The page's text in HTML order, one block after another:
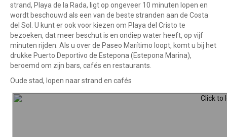
strand, Playa de la Rada, ligt op ongeveer 10 minuten lopen en
wordt beschouwd als een van de beste stranden aan de Costa
del Sol. U kunt er ook voor kiezen om Playa del Cristo te
bezoeken, dat meer beschut is en ondiep water heeft, op vijf
minuten rijden. Als u over de Paseo Marítimo loopt, komt u bij het
drukke Puerto Deportivo de Estepona (Estepona Marina),
beroemd om zijn bars, cafés en restaurants.
Oude stad, lopen naar strand en cafés